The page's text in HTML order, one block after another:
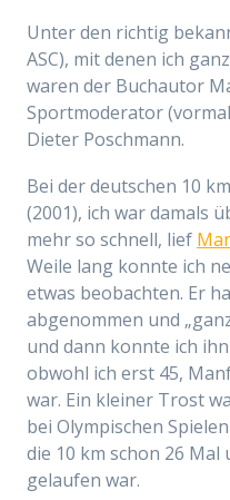
Unter den richtig
ASC), mit denen ich
waren der Buchautor
Sportmoderator
Dieter Poschmann.
Bei der deutschen 10
(2001), ich war damals
mehr so schnell, lief
Weile lang konnte ich
etwas beobachten. Er
abgenommen und
und dann konnte ich
obwohl ich erst 45,
war. Ein kleiner Trost
bei Olympischen
die 10 km schon 26
gelaufen war.